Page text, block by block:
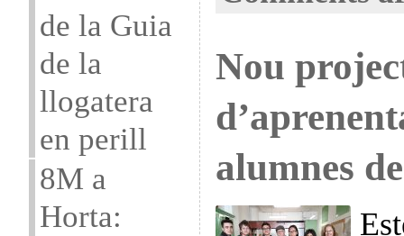
de la Guia
de la
llogatera
en perill
8M a
Horta:
Nou
alumnes